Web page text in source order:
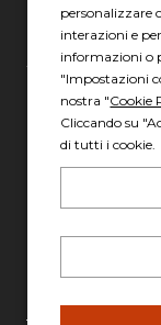
Gruppo Italia
Piazza della Radio,
REA: 1417011 RM
PEC:
Capitale sociale:
personalizzare
interazioni e
informazioni o
"Impostazioni
nostra "Cookie
Cliccando su
di tutti i cookie.